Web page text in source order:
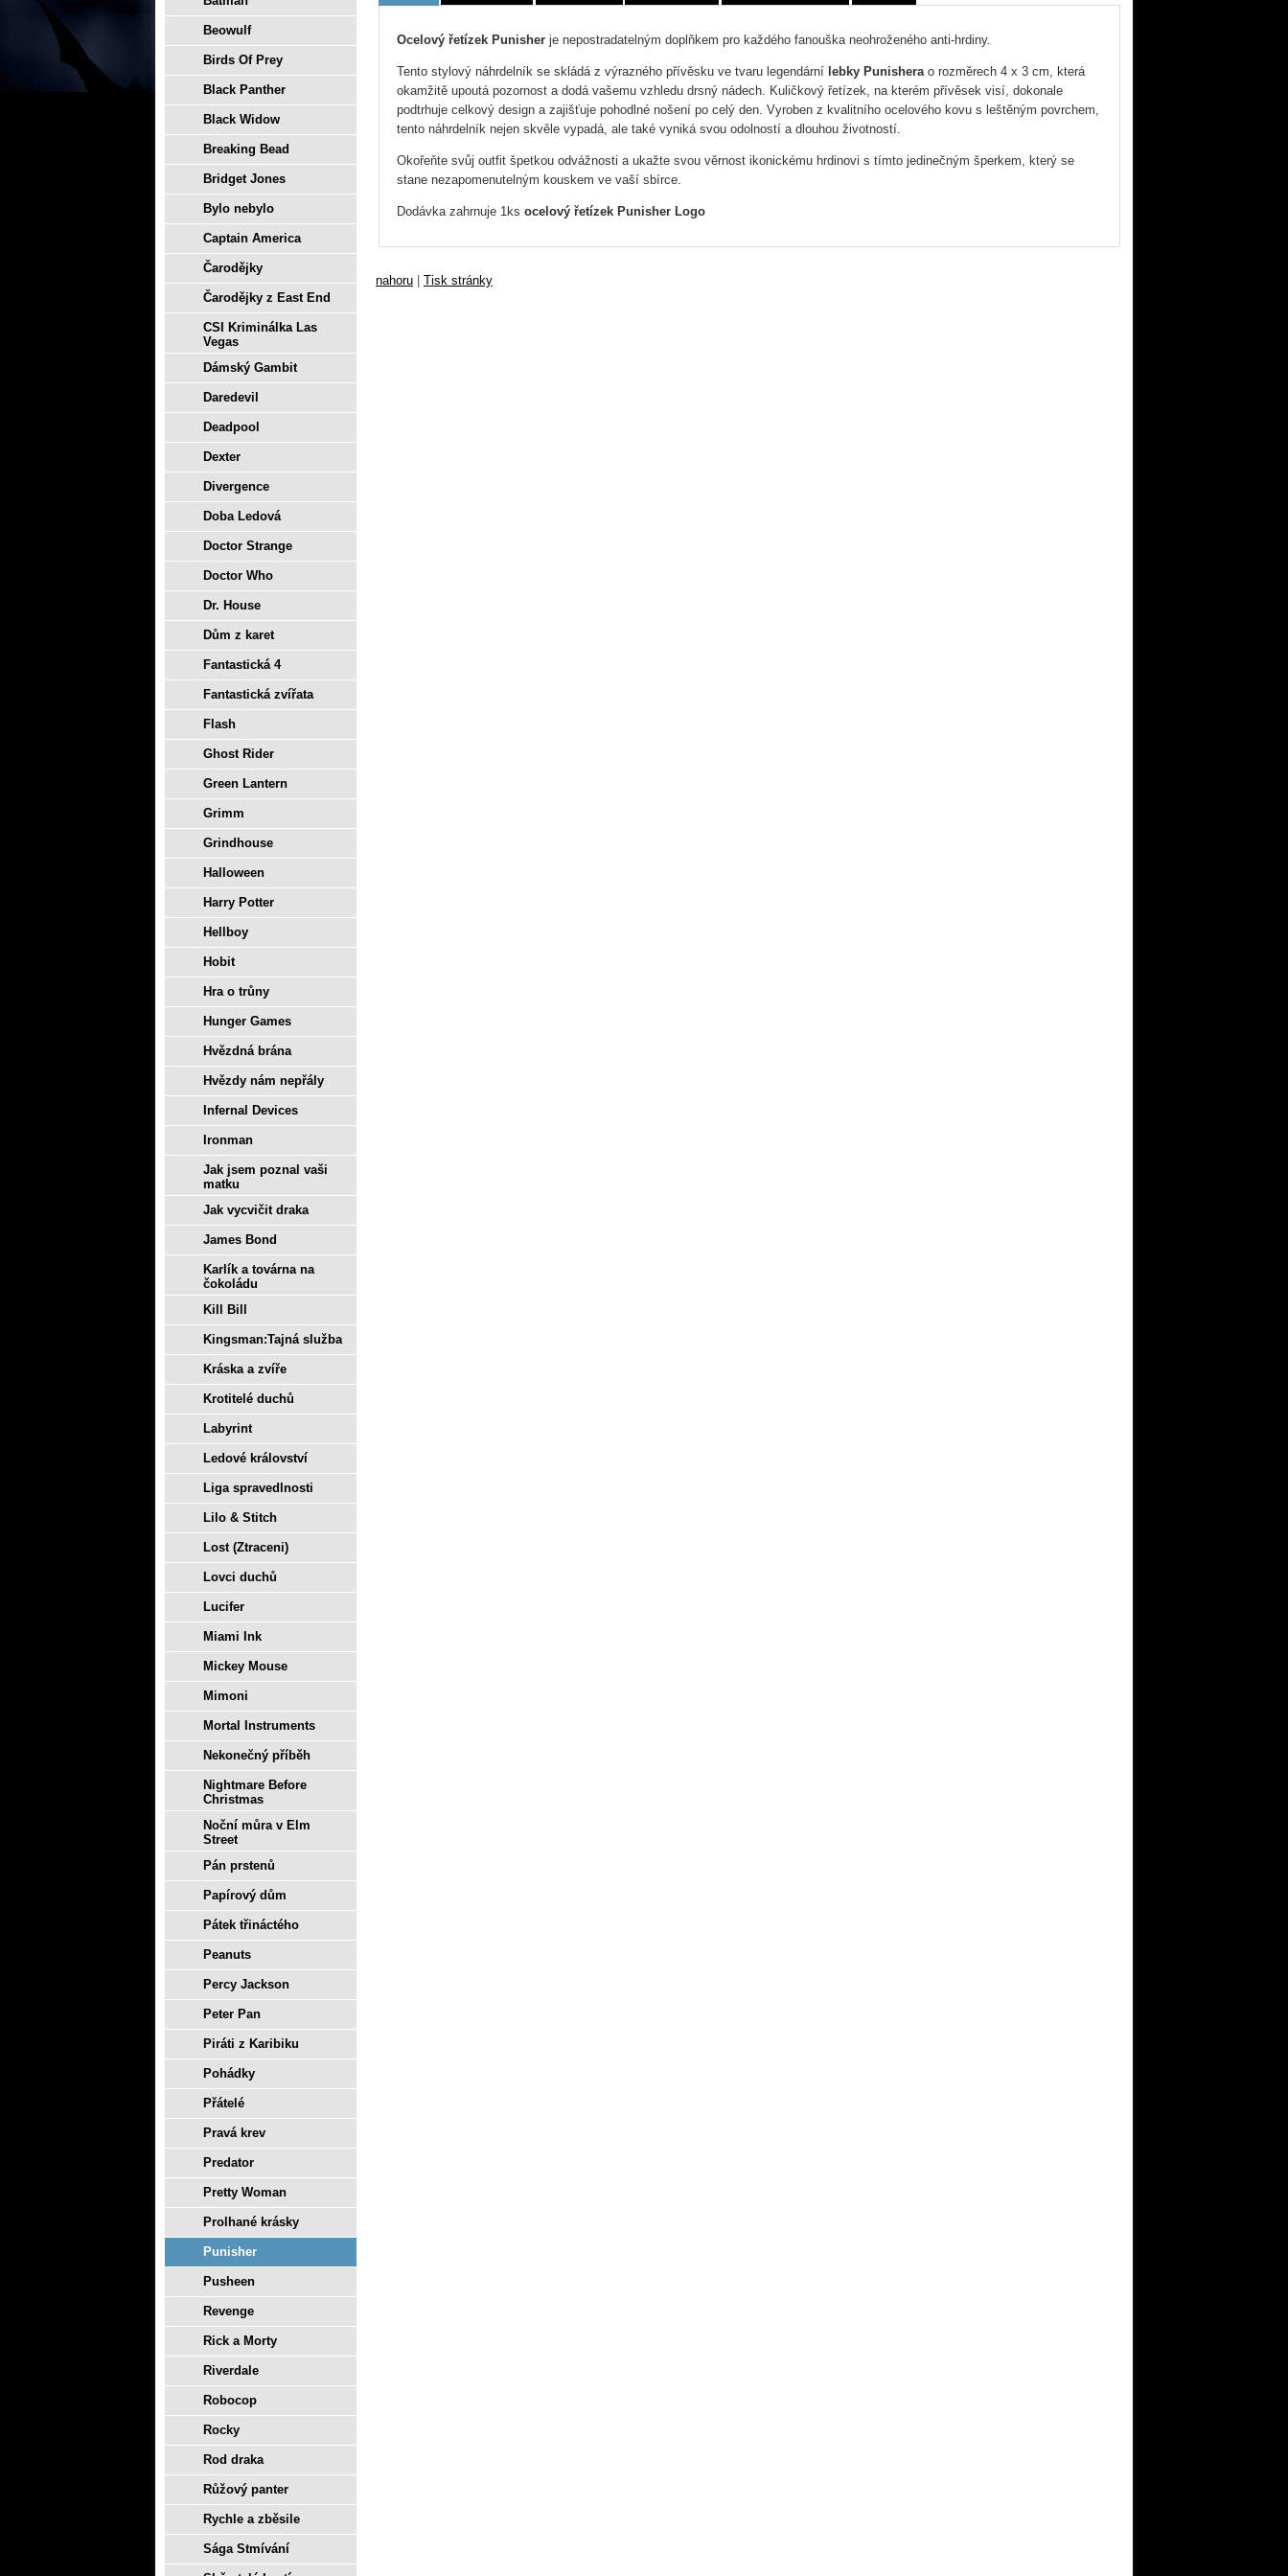
Ocelový řetízek Punisherje nepostradatelným doplňkem pro každého fanouška neohroženého anti-hrdiny.
Tento stylový náhrdelník se skládá z výrazného přívěsku ve tvaru legendární lebky Punisherao rozměrech 4 x 3 cm, která
okamžitě upoutá pozornost a dodá vašemu vzhledu drsný nádech. Kuličkový řetízek, na kterém přívěsek visí, dokonale
podtrhuje celkový design a zajišťuje pohodlné nošení po celý den. Vyroben z kvalitního ocelového kovu s leštěným povrchem,
tento náhrdelník nejen skvěle vypadá, ale také vyniká svou odolností a dlouhou životností.
Okořeňte svůj outfit špetkou odvážnosti a ukažte svou věrnost ikonickému hrdinovi s tímto jedinečným šperkem, který se
stane nezapomenutelným kouskem ve vaší sbírce.
Dodávka zahrnuje 1ks ocelový řetízek Punisher Logo
nahoru Tisk stránky
Beowulf
Birds Of Prey
Black Panther
Black Widow
Breaking Bead
Bridget Jones
Bylo nebylo
Captain America
Čarodějky
Čarodějky z East End
CSI Kriminálka Las
Vegas
Dámský Gambit
Daredevil
Deadpool
Dexter
Divergence
Doba Ledová
Doctor Strange
Doctor Who
Dr. House
Dům z karet
Fantastická 4
Fantastická zvířata
Flash
Ghost Rider
Green Lantern
Grimm
Grindhouse
Halloween
Harry Potter
Hellboy
Hobit
Hra o trůny
Hunger Games
Hvězdná brána
Hvězdy nám nepřály
Infernal Devices
Ironman
Jak jsem poznal vaši
matku
Jak vycvičit draka
James Bond
Karlík a továrna na
čokoládu
Kill Bill
Kingsman:Tajná služba
Kráska a zvíře
Krotitelé duchů
Labyrint
Ledové království
Liga spravedlnosti
Lilo & Stitch
Lost (Ztraceni)
Lovci duchů
Lucifer
Miami Ink
Mickey Mouse
Mimoni
Mortal Instruments
Nekonečný příběh
Nightmare Before
Christmas
Noční můra v Elm
Street
Pán prstenů
Papírový dům
Pátek třináctého
Peanuts
Percy Jackson
Peter Pan
Piráti z Karibiku
Pohádky
Přátelé
Pravá krev
Predator
Pretty Woman
Prolhané krásky
Punisher
Pusheen
Revenge
Rick a Morty
Riverdale
Robocop
Rocky
Rod draka
Růžový panter
Rychle a zběsile
Sága Stmívání